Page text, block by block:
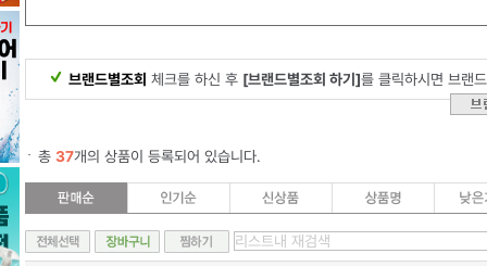
브랜드별조회 체크를 하신 후 [브랜드별조회 하기]를 클릭하시면 브랜
총 37개의 상품이 등록되어 있습니다.